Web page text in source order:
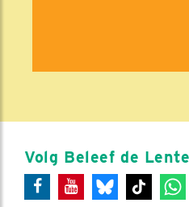
Volg Beleef de Lente